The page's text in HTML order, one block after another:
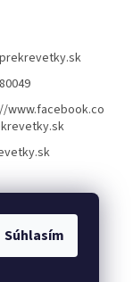
Súhlasím
prekrevetky.sk
www.facebook.co